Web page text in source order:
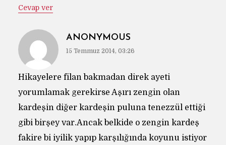
Cevap ver
ANONYMOUS
15 Temmuz 2014, 03:26
Hikayelere filan bakmadan direk ayeti
yorumlamak gerekirse Aşırı zengin olan
kardeşin diğer kardeşin puluna tenezzül ettiği
gibi birşey var.Ancak belkide o zengin kardeş
fakire bi iyilik yapıp karşılığında koyunu istiyor